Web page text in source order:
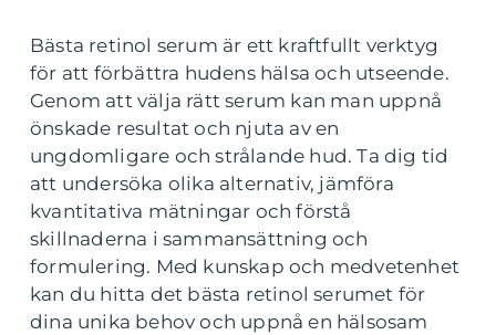
Bästa retinol serum är ett kraftfullt verktyg
för att förbättra hudens hälsa och utseende.
Genom att välja rätt serum kan man uppnå
önskade resultat och njuta av en
ungdomligare och strålande hud. Ta dig tid
att undersöka olika alternativ, jämföra
kvantitativa mätningar och förstå
skillnaderna i sammansättning och
formulering. Med kunskap och medvetenhet
kan du hitta det bästa retinol serumet för
dina unika behov och uppnå en hälsosam